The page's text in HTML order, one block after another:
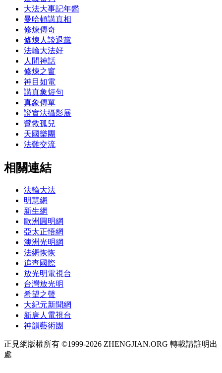
大法大事記年鑑
曼哈頓講真相
修煉傳奇
修煉人談退黨
法輪大法好
人間神話
修煉之窗
神目如電
講真象短句
真象傳單
證實法攝影展
營救孤兒
天國樂團
法難交流
相關連結
法輪大法
明慧網
新生網
歐洲圓明網
亞太正悟網
澳洲光明網
法網恢恢
追查國際
放光明電視台
台灣放光明
希望之聲
大紀元新聞網
新唐人電視台
神韻藝術團
正見網版權所有 ©1999-2026 ZHENGJIAN.ORG 轉載請註明出
處